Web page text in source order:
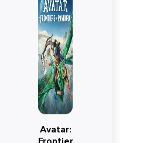
Avatar:
Frontiers